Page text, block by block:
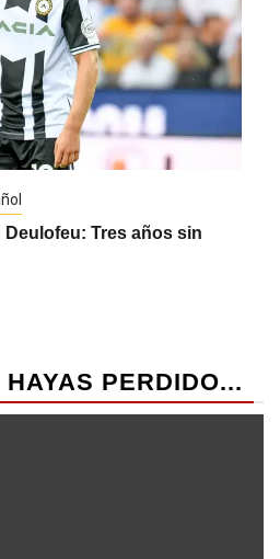
Deulofeu: Tres años sin
PERDIDO...